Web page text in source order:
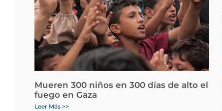
Mueren 300 niños en 300 días de alto el
fuego en Gaza
Leer Más >>